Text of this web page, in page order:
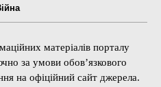
матеріалів порталу
за умови обов’язкового
на офіційний сайт джерела.